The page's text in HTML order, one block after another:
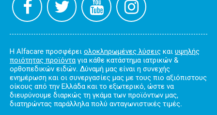
Η Alfacare προσφέρει ολοκληρωμένες λύσεις και υψηλής
ποιότητας προϊόντα για κάθε κατάστημα ιατρικών &
ορθοπεδικών ειδών. Δύναμή μας είναι η συνεχής
ενημέρωση και οι συνεργασίες μας με τους πιο αξιόπιστους
οίκους από την Ελλάδα και το εξωτερικό, ώστε να
διευρύνουμε διαρκώς τη γκάμα των προϊόντων μας,
διατηρώντας παράλληλα πολύ ανταγωνιστικές τιμές.